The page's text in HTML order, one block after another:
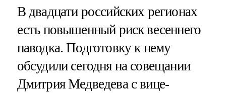
В двадцати российских регионах
есть повышенный риск весеннего
паводка. Подготовку к нему
обсудили сегодня на совещании
Дмитрия Медведева с вице-